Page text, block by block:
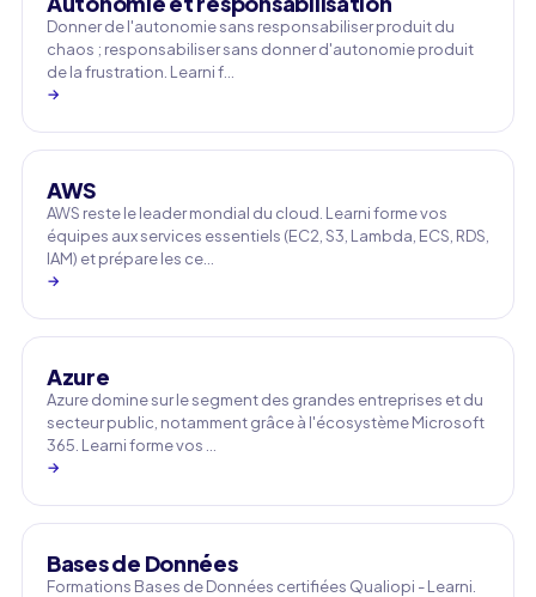
Donner de l'autonomie sans responsabiliser produit du
chaos ; responsabiliser sans donner d'autonomie produit
de la frustration. Learni f…
→
AWS
AWS reste le leader mondial du cloud. Learni forme vos
équipes aux services essentiels (EC2, S3, Lambda, ECS, RDS,
IAM) et prépare les ce…
→
Azure
Azure domine sur le segment des grandes entreprises et du
secteur public, notamment grâce à l'écosystème Microsoft
365. Learni forme vos …
→
Bases de Données
Formations Bases de Données certifiées Qualiopi - Learni.